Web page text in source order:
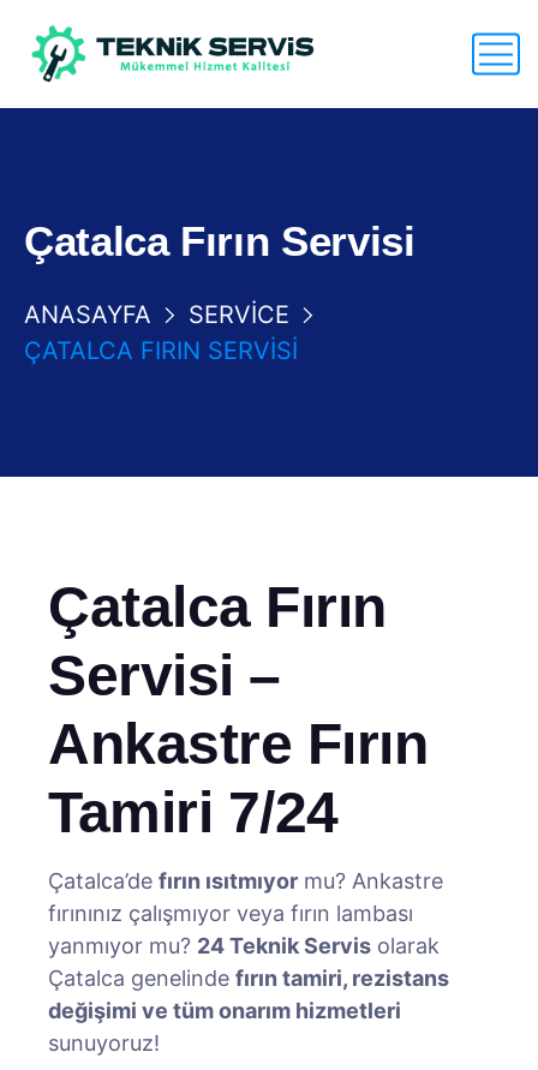
Çatalca Fırın Servisi
ANASAYFA
SERVICE
ÇATALCA FIRIN SERVISI
Çatalca Fırın
Servisi –
Ankastre Fırın
Tamiri 7/24
Çatalca’de fırın ısıtmıyor mu? Ankastre
fırınınız çalışmıyor veya fırın lambası
yanmıyor mu? 24 Teknik Servis olarak
Çatalca genelinde fırın tamiri, rezistans
değişimi ve tüm onarım hizmetleri
sunuyoruz!